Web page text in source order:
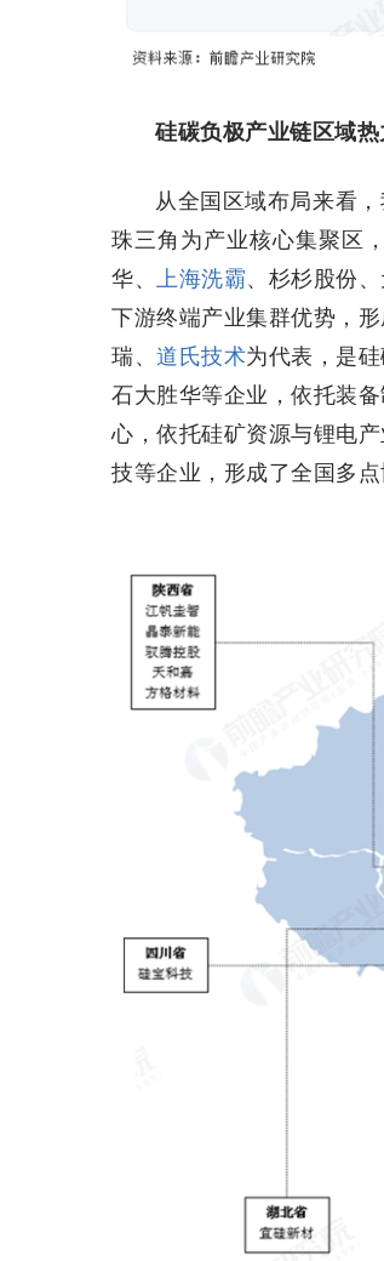
硅碳负极产业链区域
从全国区域布局来看
珠三角为产业核心集聚区
华、上海洗霸、杉杉股份
下游终端产业集群优势，
瑞、道氏技术为代表，是
石大胜华等企业，依托装
心，依托硅矿资源与锂电
技等企业，形成了全国多